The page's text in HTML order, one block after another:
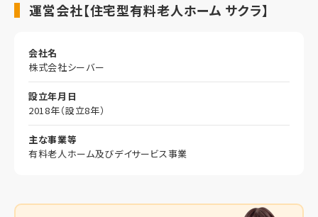
運営会社【住宅型有料老人ホーム サクラ】
会社名
株式会社シーバー
設立年月日
2018年（設立8年）
主な事業等
有料老人ホーム及びデイサービス事業